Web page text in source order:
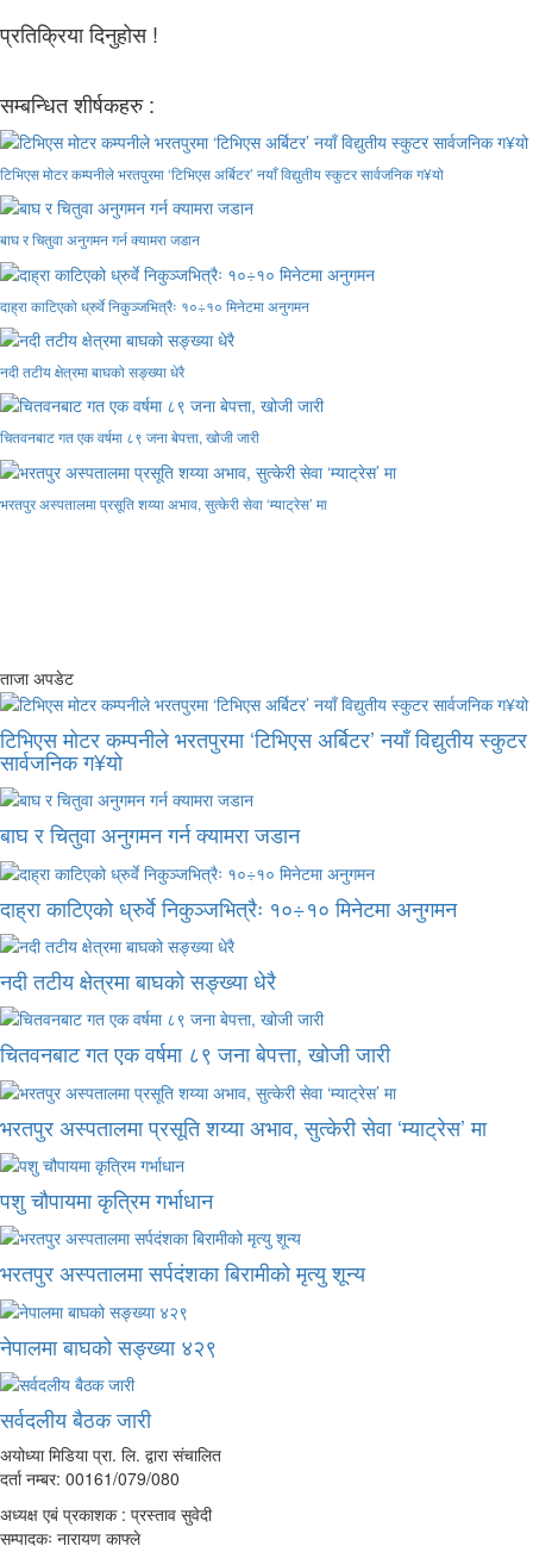
प्रतिक्रिया दिनुहोस !
सम्बन्धित शीर्षकहरु :
टिभिएस मोटर कम्पनीले भरतपुरमा ‘टिभिएस अर्बिटर’ नयाँ विद्युतीय स्कुटर सार्वजनिक ग¥यो
बाघ र चितुवा अनुगमन गर्न क्यामरा जडान
दाह्रा काटिएको ध्रुर्वे निकुञ्जभित्रैः १०÷१० मिनेटमा अनुगमन
नदी तटीय क्षेत्रमा बाघको सङ्ख्या धेरै
चितवनबाट गत एक वर्षमा ८९ जना बेपत्ता, खोजी जारी
भरतपुर अस्पतालमा प्रसूति शय्या अभाव, सुत्केरी सेवा ‘म्याट्रेस’ मा
ताजा अपडेट
टिभिएस मोटर कम्पनीले भरतपुरमा ‘टिभिएस अर्बिटर’ नयाँ विद्युतीय स्कुटर
सार्वजनिक ग¥यो
बाघ र चितुवा अनुगमन गर्न क्यामरा जडान
दाह्रा काटिएको ध्रुर्वे निकुञ्जभित्रैः १०÷१० मिनेटमा अनुगमन
नदी तटीय क्षेत्रमा बाघको सङ्ख्या धेरै
चितवनबाट गत एक वर्षमा ८९ जना बेपत्ता, खोजी जारी
भरतपुर अस्पतालमा प्रसूति शय्या अभाव, सुत्केरी सेवा ‘म्याट्रेस’ मा
पशु चौपायमा कृत्रिम गर्भाधान
भरतपुर अस्पतालमा सर्पदंशका बिरामीको मृत्यु शून्य
नेपालमा बाघको सङ्ख्या ४२९
सर्वदलीय बैठक जारी
अयोध्या मिडिया प्रा. लि. द्वारा संचालित
दर्ता नम्बर: 00161/079/080
अध्यक्ष एबं प्रकाशक : प्रस्ताव सुवेदी
सम्पादकः नारायण काफ्ले